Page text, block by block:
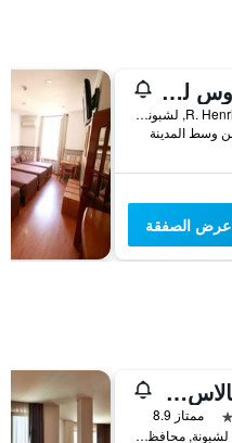
وايت هاوس ليزبون هوستل
R. Henrique Alves 5, لشبونة, محافظة لشبونة, البرتغال
عرض الصفقة
بيستانا بالاس ليسبوا هوتل آند ناشونال مونومنت - ذا ليدينج هوتلز أوف ذا وورلد
ممتاز 8.9
Rua Jau 54, لشبونة, محافظة لشبونة, البرتغال